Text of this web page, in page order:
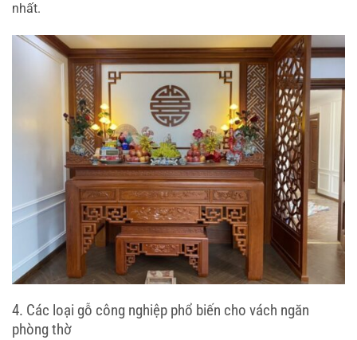
nhất.
4. Các loại gỗ công nghiệp phổ biến cho vách ngăn
phòng thờ